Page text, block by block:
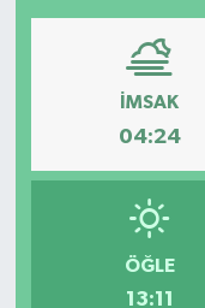
İMSAK
04:24
ÖĞLE
13:11